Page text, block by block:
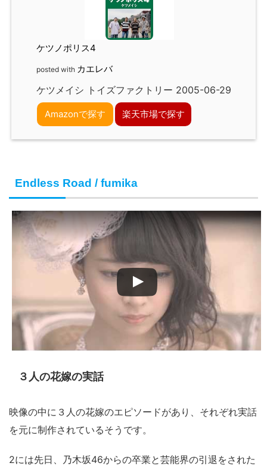
ケツノポリス4
posted with カエレバ
ケツメイシ トイズファクトリー 2005-06-29
Amazonで探す 楽天市場で探す
Endless Road / fumika
３人の花嫁の実話
映像の中に３人の花嫁のエピソードがあり、それぞれ実話
を元に制作されているそうです。
2には先日、乃木坂46からの卒業と芸能界の引退をされた